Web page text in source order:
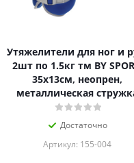
Утяжелители для ног и
2шт по 1.5кг тм BY
35x13см, неопрен,
металлическая
Достаточно
Артикул: 155-004